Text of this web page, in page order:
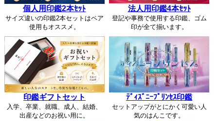
個人用印鑑2本ｾｯﾄ
サイズ違いの印鑑2本セットはペア
使用もオススメ。
法人用印鑑4本ｾｯﾄ
登記や事務で使用する印鑑、ゴム
印が全て揃います。
印鑑ギフトセット
入学、卒業、就職、成人、結婚、
出産などのお祝い用に。
ﾃﾞｨｽﾞﾆｰﾌﾟﾘﾝｾｽ印鑑
セットアップがとにかく可愛い人
気のはんこです。